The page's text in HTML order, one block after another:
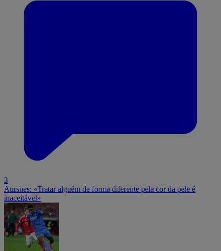
3
Aursnes: «Tratar alguém de forma diferente pela cor da pele é
inaceitável»